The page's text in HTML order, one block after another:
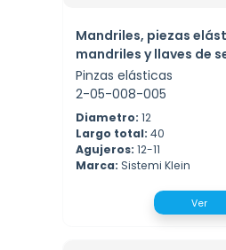
Mandriles, piezas
mandriles y llaves de
Pinzas elásticas
2-05-008-005
Diametro: 12
Largo total: 40
Agujeros: 12-11
Marca: Sistemi Klein
Ver